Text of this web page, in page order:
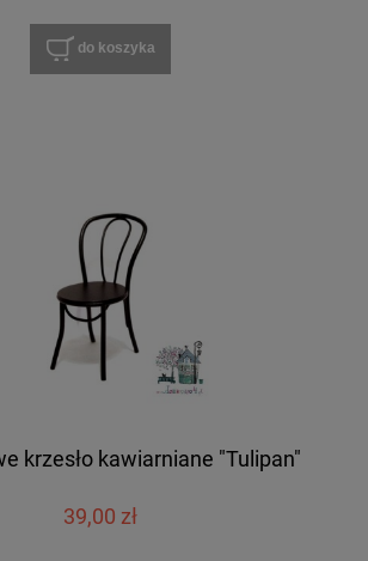
do koszyka
krzesło kawiarniane "Tulipan"
39,00 zł